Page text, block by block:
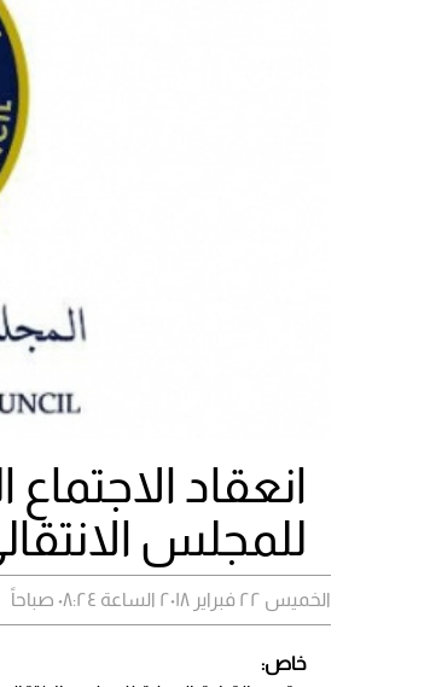
انعقاد
للمجلس
الخميس ٢٢ فبراير ٢٠١٨ الساعة ٠٨:٢٤ صباحاً
خاص: